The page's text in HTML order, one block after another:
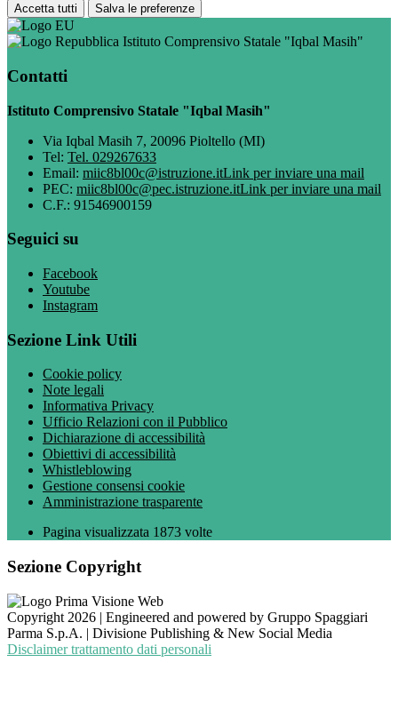
Accetta tutti Salva le preferenze
Istituto Comprensivo Statale "Iqbal Masih"
Contatti
Istituto Comprensivo Statale "Iqbal Masih"
Via Iqbal Masih 7, 20096 Pioltello (MI)
Tel: Tel. 029267633
Email: miic8bl00c@istruzione.itLink per inviare una mail
PEC: miic8bl00c@pec.istruzione.itLink per inviare una mail
C.F.: 91546900159
Seguici su
Facebook
Youtube
Instagram
Sezione Link Utili
Cookie policy
Note legali
Informativa Privacy
Ufficio Relazioni con il Pubblico
Dichiarazione di accessibilità
Obiettivi di accessibilità
Whistleblowing
Gestione consensi cookie
Amministrazione trasparente
Pagina visualizzata 1873 volte
Sezione Copyright
Copyright 2026 | Engineered and powered by Gruppo Spaggiari
Parma S.p.A. | Divisione Publishing & New Social Media
Disclaimer trattamento dati personali